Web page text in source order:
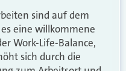
sind auf dem
eine willkommene
Work-Life-Balance,
sich durch die